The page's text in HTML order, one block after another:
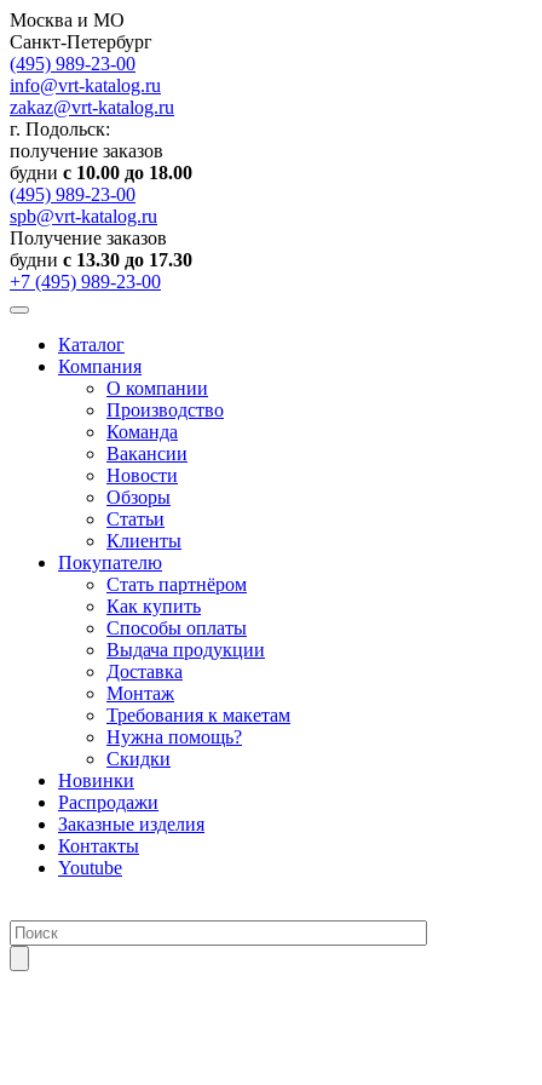
Москва и МО
Санкт-Петербург
(495) 989-23-00
info@vrt-katalog.ru
zakaz@vrt-katalog.ru
г. Подольск:
получение заказов
будни с 10.00 до 18.00
(495) 989-23-00
spb@vrt-katalog.ru
Получение заказов
будни с 13.30 до 17.30
+7 (495) 989-23-00
Каталог
Компания
О компании
Производство
Команда
Вакансии
Новости
Обзоры
Статьи
Клиенты
Покупателю
Стать партнёром
Как купить
Способы оплаты
Выдача продукции
Доставка
Монтаж
Требования к макетам
Нужна помощь?
Скидки
Новинки
Распродажи
Заказные изделия
Контакты
Youtube